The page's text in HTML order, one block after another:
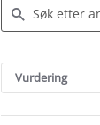
Reviews
Vurdering